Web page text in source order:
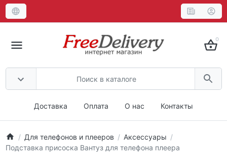
0
Доставка Оплата О нас Контакты
Для телефонов и плееров
Аксессуары
Подставка присоска Вантуз для телефона плеера